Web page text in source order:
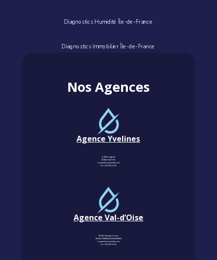
Diagnostics Humidité Île-de-France
Diagnostics Immobilier Île-de-France
Nos Agences
Agence Yvelines
3, Allée magritte
78400 CHATOU
Contact@km-humidite.com
Tel :01 30 76 13 26
Agence Val-d’Oise
18, Rue Georges Leroux
95240 CORMEILLES-EN-PARISIS
Contact@km-humidite.com
Tel :01 30 76 13 26